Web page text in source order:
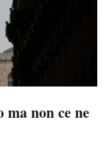
non ce ne